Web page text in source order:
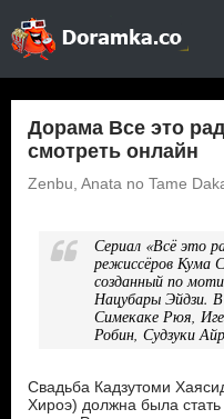
Дорама Все это
смотреть онлайн
Zenbu, Anata no Tame
Сериал «Всё это
режиссёров Кума
созданный по
Нацубары Эйдзи.
Симекаке Рюя,
Робин, Судзуки
Свадьба Кадзутоми
Хироэ) должна была